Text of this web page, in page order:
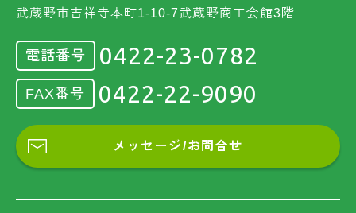
武蔵野市吉祥寺本町1-10-7武蔵野商工会館3階
電話番号 0422-23-0782
FAX番号 0422-22-9090
メッセージ/お問合せ